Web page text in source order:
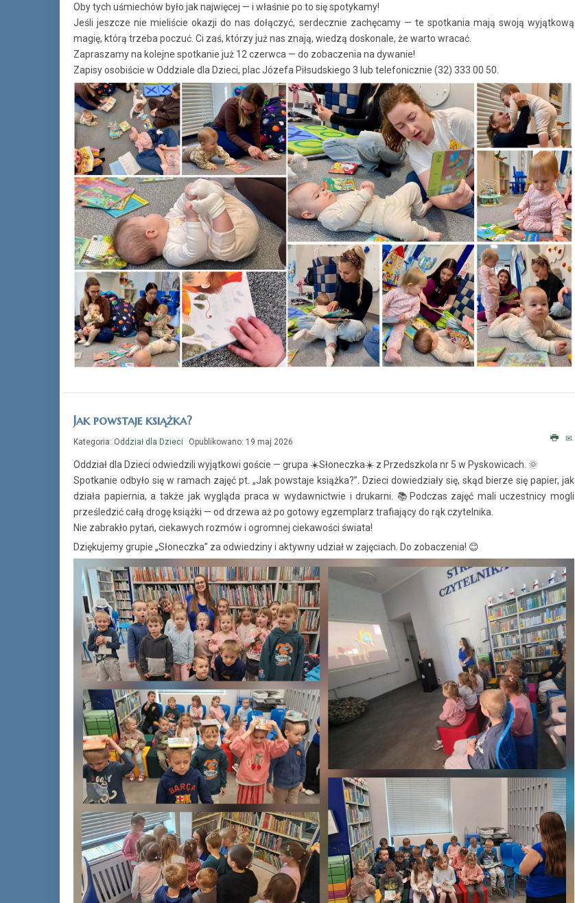
Oby tych uśmiechów było jak najwięcej — i właśnie po to się spotykamy!
Jeśli jeszcze nie mieliście okazji do nas dołączyć, serdecznie zachęcamy — te spotkania mają swoją wyjątkową
magię, którą trzeba poczuć. Ci zaś, którzy już nas znają, wiedzą doskonale, że warto wracać.
Zapraszamy na kolejne spotkanie już 12 czerwca — do zobaczenia na dywanie!
Zapisy osobiście w Oddziale dla Dzieci, plac Józefa Piłsudskiego 3 lub telefonicznie (32) 333 00 50.
Jak powstaje książka?
Kategoria: Oddział dla Dzieci Opublikowano: 19 maj 2026
Oddział dla Dzieci odwiedzili wyjątkowi goście — grupa ☀️Słoneczka☀️ z Przedszkola nr 5 w Pyskowicach. 🌞
Spotkanie odbyło się w ramach zajęć pt. „Jak powstaje książka?”. Dzieci dowiedziały się, skąd bierze się papier, jak
działa papiernia, a także jak wygląda praca w wydawnictwie i drukarni. 📚Podczas zajęć mali uczestnicy mogli
prześledzić całą drogę książki — od drzewa aż po gotowy egzemplarz trafiający do rąk czytelnika.
Nie zabrakło pytań, ciekawych rozmów i ogromnej ciekawości świata!
Dziękujemy grupie „Słoneczka” za odwiedziny i aktywny udział w zajęciach. Do zobaczenia! 😊